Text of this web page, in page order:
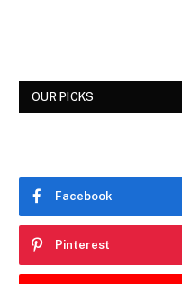
OUR PICKS
Facebook
Pinterest